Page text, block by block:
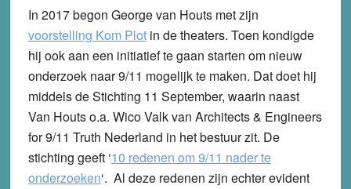
In 2017 begon George van Houts met zijn
voorstelling Kom Plotin de theaters. Toen kondigde
hij ook aan een initiatief te gaan starten om nieuw
onderzoek naar 9/11 mogelijk te maken. Dat doet hij
middels de Stichting 11 September, waarin naast
Van Houts o.a. Wico Valk van Architects & Engineers
for 9/11 Truth Nederland in het bestuur zit. De
stichting geeft ‘10 redenen om 9/11 nader te
onderzoeken‘. Al deze redenen zijn echter evident